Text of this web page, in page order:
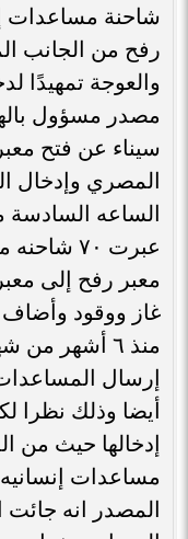
شاحنة مساعدات
رفح من الجانب
والعوجة تمهيدًا
مصدر مسؤول
سيناء عن فتح
المصري وإدخال
الساعه السادسة
عبرت ٧٠
غاز ووقود
منذ ٦ أشهر
إرسال المساعدات
أيضا وذلك نظرا
مساعدات
المصدر انه جائت